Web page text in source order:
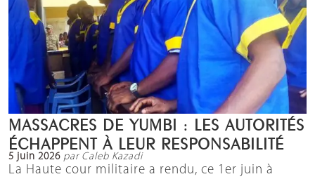
MASSACRES DE YUMBI : LES AUTORITÉS
ÉCHAPPENT À LEUR RESPONSABILITÉ
5 juin 2026 par Caleb Kazadi
La Haute cour militaire a rendu, ce 1er juin à